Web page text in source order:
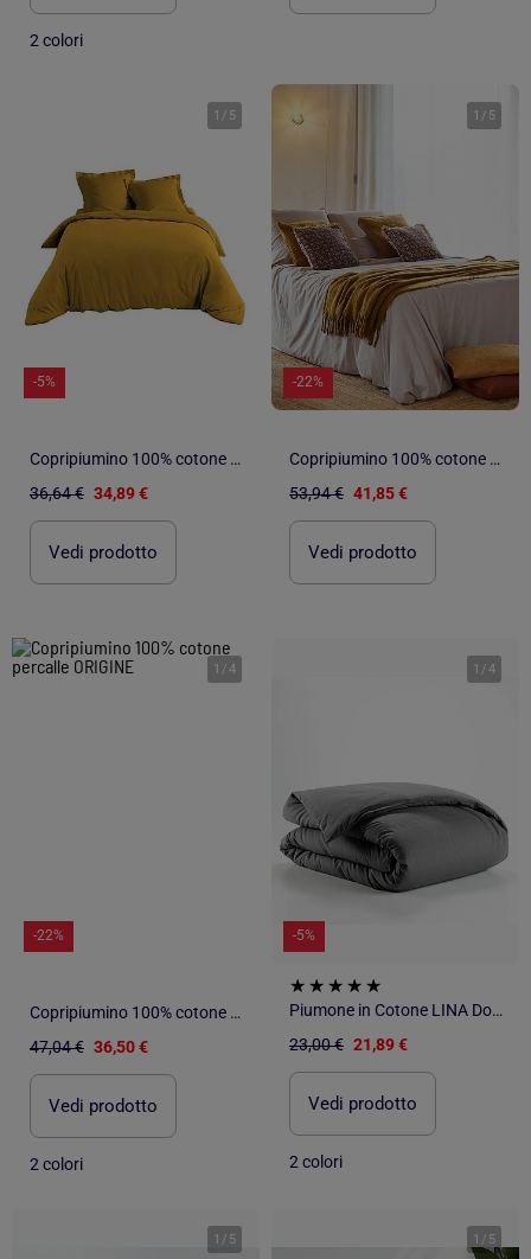
2 colori
1 / 5
-5%
Copripiumino 100% cotone percalle ORIGINE
36,64 € 34,89 €
Vedi prodotto
1 / 5
-22%
Copripiumino 100% cotone percalle ORIGINE
53,94 € 41,85 €
Vedi prodotto
1 /4
-22%
Copripiumino 100% cotone percalle ORIGINE
47,04 € 36,50 €
Vedi prodotto
2 colori
1 /4
-5%
Piumone in Cotone LINA Douceur d'Intérieur
23,00 € 21,89 €
Vedi prodotto
2 colori
1 / 5 1 / 5